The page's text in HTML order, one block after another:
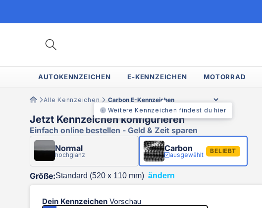
Inhalt
AUTOKENNZEICHEN E-KENNZEICHEN MOTORRAD
Alle Kennzeichen
Jetzt Kennzeichen konfigurieren
Einfach online bestellen - Geld & Zeit sparen
Normal
hochglanz
Carbon
ausgewählt
BELIEBT
Größe: ändern
Dein Kennzeichen Vorschau
Weitere Kennzeichen findest du hier